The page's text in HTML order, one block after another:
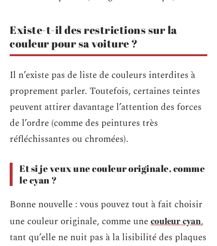
Existe-t-il des restrictions sur la
couleur pour sa voiture ?
Il n’existe pas de liste de couleurs interdites à
proprement parler. Toutefois, certaines teintes
peuvent attirer davantage l’attention des forces
de l’ordre (comme des peintures très
réfléchissantes ou chromées).
Et si je veux une couleur originale, comme
le cyan ?
Bonne nouvelle : vous pouvez tout à fait choisir
une couleur originale, comme unecouleur cyan,
tant qu’elle ne nuit pas à la lisibilité des plaques